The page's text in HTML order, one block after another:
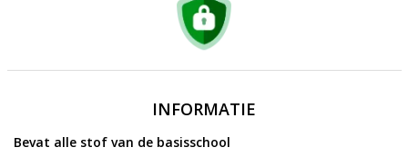
INFORMATIE
Bevat alle stof van de basisschool